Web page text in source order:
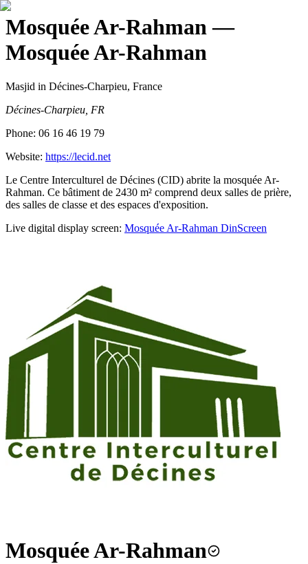
Mosquée Ar-Rahman—
Mosquée Ar-Rahman
Masjid in Décines-Charpieu, France
Décines-Charpieu, FR
Phone: 06 16 46 19 79
Website: https://lecid.net
Le Centre Interculturel de Décines (CID) abrite la mosquée Ar-
Rahman. Ce bâtiment de 2430 m² comprend deux salles de prière,
des salles de classe et des espaces d'exposition.
Live digital display screen: Mosquée Ar-Rahman DinScreen
Mosquée Ar-Rahman